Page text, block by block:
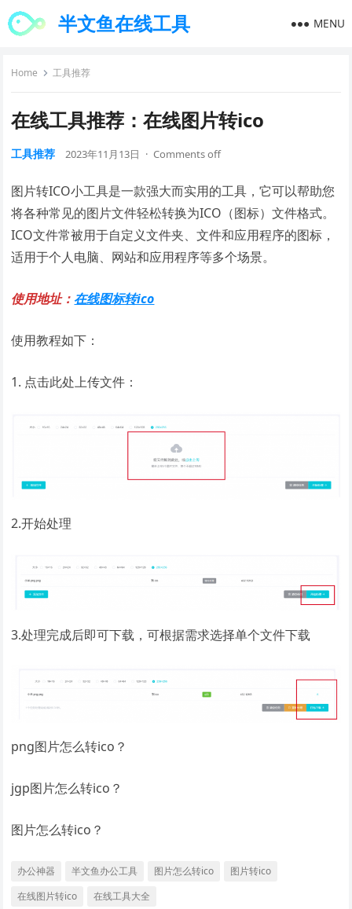
半文鱼在线工具 MENU
Home 工具推荐
在线工具推荐：在线图片转ico
工具推荐 2023年11月13日 · Comments off
图片转ICO小工具是一款强大而实用的工具，它可以帮助您
将各种常见的图片文件轻松转换为ICO（图标）文件格式。
ICO文件常被用于自定义文件夹、文件和应用程序的图标，
适用于个人电脑、网站和应用程序等多个场景。
使用地址：在线图标转ico
使用教程如下：
1. 点击此处上传文件：
2.开始处理
3.处理完成后即可下载，可根据需求选择单个文件下载
png图片怎么转ico？
jgp图片怎么转ico？
图片怎么转ico？
办公神器 半文鱼办公工具 图片怎么转ico
图片转ico
在线图片转ico
在线工具大全